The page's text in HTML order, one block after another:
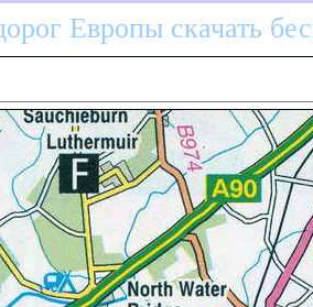
Европы скачать